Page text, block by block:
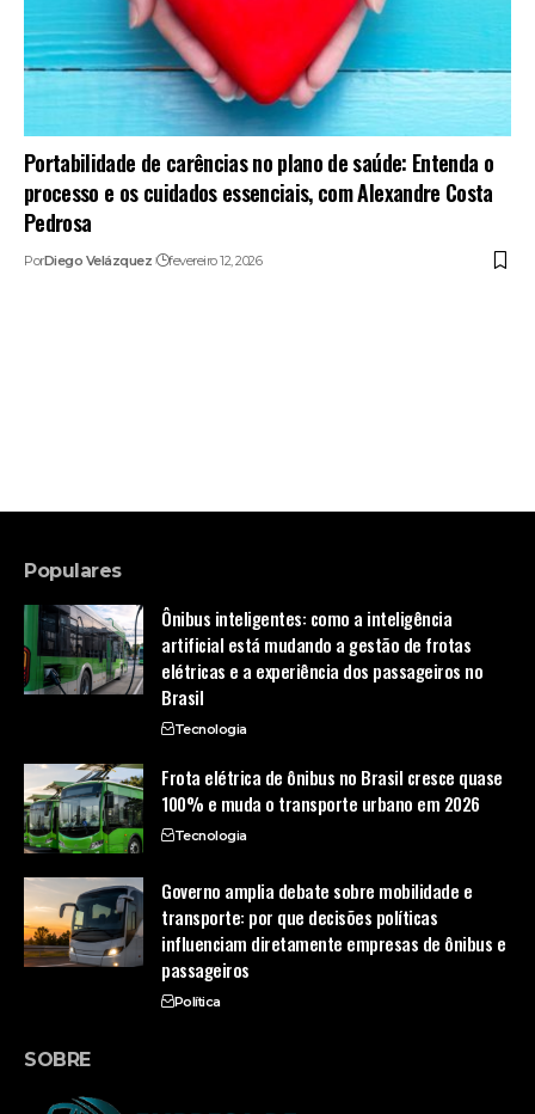
Portabilidade de carências no plano de saúde: Entenda o
processo e os cuidados essenciais, com Alexandre Costa
Pedrosa
PorDiego Velázquez fevereiro 12, 2026
Populares
Ônibus inteligentes: como a inteligência
artificial está mudando a gestão de frotas
elétricas e a experiência dos passageiros no
Brasil
Tecnologia
Frota elétrica de ônibus no Brasil cresce quase
100% e muda o transporte urbano em 2026
Tecnologia
Governo amplia debate sobre mobilidade e
transporte: por que decisões políticas
influenciam diretamente empresas de ônibus e
passageiros
Política
SOBRE